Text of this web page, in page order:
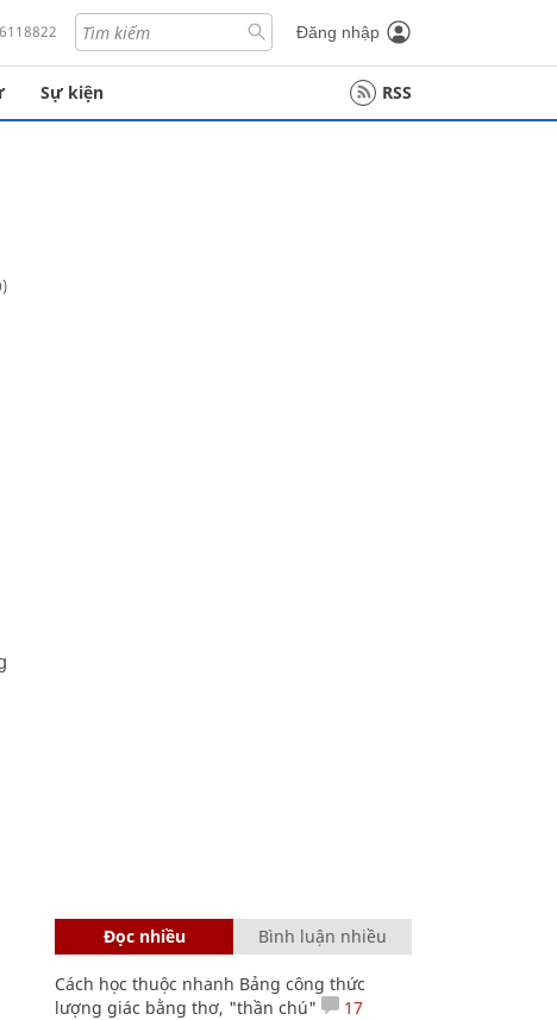
Đăng nhập
Sự kiện RSS
Đọc nhiều Bình luận nhiều
Cách học thuộc nhanh Bảng công thức
lượng giác bằng thơ, "thần chú"
17